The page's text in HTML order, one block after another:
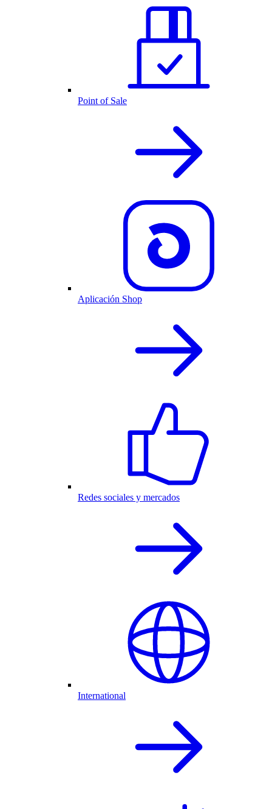
Point of Sale
Aplicación Shop
Redes sociales y mercados
International